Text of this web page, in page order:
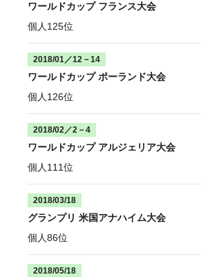
ワールドカップ フランス大会
個人125位
2018/01／12－14
ワールドカップ ポーランド大会
個人126位
2018/02／2－4
ワールドカップ アルジェリア大会
個人111位
2018/03/18
グランプリ 米国アナハイム大会
個人86位
2018/05/18